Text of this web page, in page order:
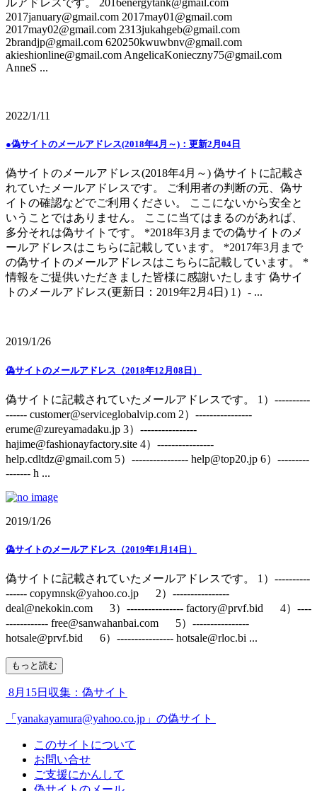
ルアドレスです。 2016energytank@gmail.com
2017january@gmail.com 2017may01@gmail.com
2017may02@gmail.com 2313jukahgeb@gmail.com
2brandjp@gmail.com 620250kwuwbnv@gmail.com
akieshionline@gmail.com AngelicaKonieczny75@gmail.com
AnneS ...
2022/1/11
●偽サイトのメールアドレス(2018年4月～)：更新2月04日
偽サイトのメールアドレス(2018年4月～) 偽サイトに記載さ
れていたメールアドレスです。 ご利用者の判断の元、偽サ
イトの確認などでご利用ください。 ここにないから安全と
いうことではありません。 ここに当てはまるのがあれば、
多分それは偽サイトです。 *2018年3月までの偽サイトのメ
ールアドレスはこちらに記載しています。 *2017年3月まで
の偽サイトのメールアドレスはこちらに記載しています。 *
情報をご提供いただきました皆様に感謝いたします 偽サイ
トのメールアドレス(更新日：2019年2月4日) 1）- ...
2019/1/26
偽サイトのメールアドレス（2018年12月08日）
偽サイトに記載されていたメールアドレスです。 1）----------
------ customer@serviceglobalvip.com 2）----------------
erume@zureyamadaku.jp 3）----------------
hajime@fashionayfactory.site 4）----------------
help.cdltdz@gmail.com 5）---------------- help@top20.jp 6）---------
------- h ...
2019/1/26
偽サイトのメールアドレス（2019年1月14日）
偽サイトに記載されていたメールアドレスです。 1）----------
------ copymnsk@yahoo.co.jp 2）----------------
deal@nekokin.com 3）---------------- factory@prvf.bid 4）----
------------ free@sanwahanbai.com 5）----------------
hotsale@prvf.bid 6）---------------- hotsale@rloc.bi ...
もっと読む
8月15日収集：偽サイト
「yanakayamura@yahoo.co.jp」の偽サイト
このサイトについて
お問い合せ
ご支援にかんして